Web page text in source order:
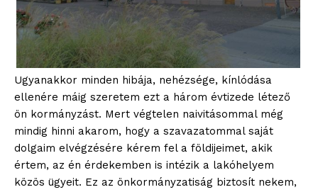
Ugyanakkor minden hibája, nehézsége, kínlódása
ellenére máig szeretem ezt a három évtizede létező
ön kormányzást. Mert végtelen naivitásommal még
mindig hinni akarom, hogy a szavazatommal saját
dolgaim elvégzésére kérem fel a földijeimet, akik
értem, az én érdekemben is intézik a lakóhelyem
közös ügyeit. Ez az önkormányzatiság biztosít nekem,